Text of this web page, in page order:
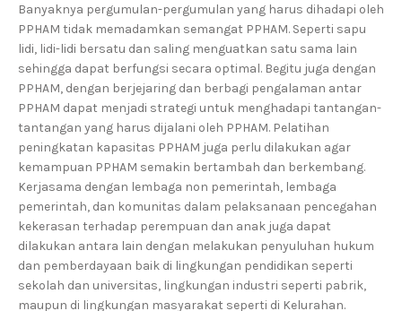
Banyaknya pergumulan-pergumulan yang harus dihadapi oleh
PPHAM tidak memadamkan semangat PPHAM. Seperti sapu
lidi, lidi-lidi bersatu dan saling menguatkan satu sama lain
sehingga dapat berfungsi secara optimal. Begitu juga dengan
PPHAM, dengan berjejaring dan berbagi pengalaman antar
PPHAM dapat menjadi strategi untuk menghadapi tantangan-
tantangan yang harus dijalani oleh PPHAM. Pelatihan
peningkatan kapasitas PPHAM juga perlu dilakukan agar
kemampuan PPHAM semakin bertambah dan berkembang.
Kerjasama dengan lembaga non pemerintah, lembaga
pemerintah, dan komunitas dalam pelaksanaan pencegahan
kekerasan terhadap perempuan dan anak juga dapat
dilakukan antara lain dengan melakukan penyuluhan hukum
dan pemberdayaan baik di lingkungan pendidikan seperti
sekolah dan universitas, lingkungan industri seperti pabrik,
maupun di lingkungan masyarakat seperti di Kelurahan.